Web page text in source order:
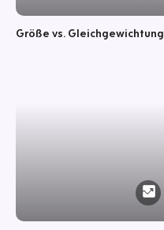
Größe vs. Gleichgewichtung